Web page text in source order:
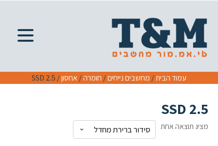
עמוד הבית/ מחשבים נייחים/ חומרה/אחסון/ SSD 2.5
SSD 2.5
מציג תוצאה אחת